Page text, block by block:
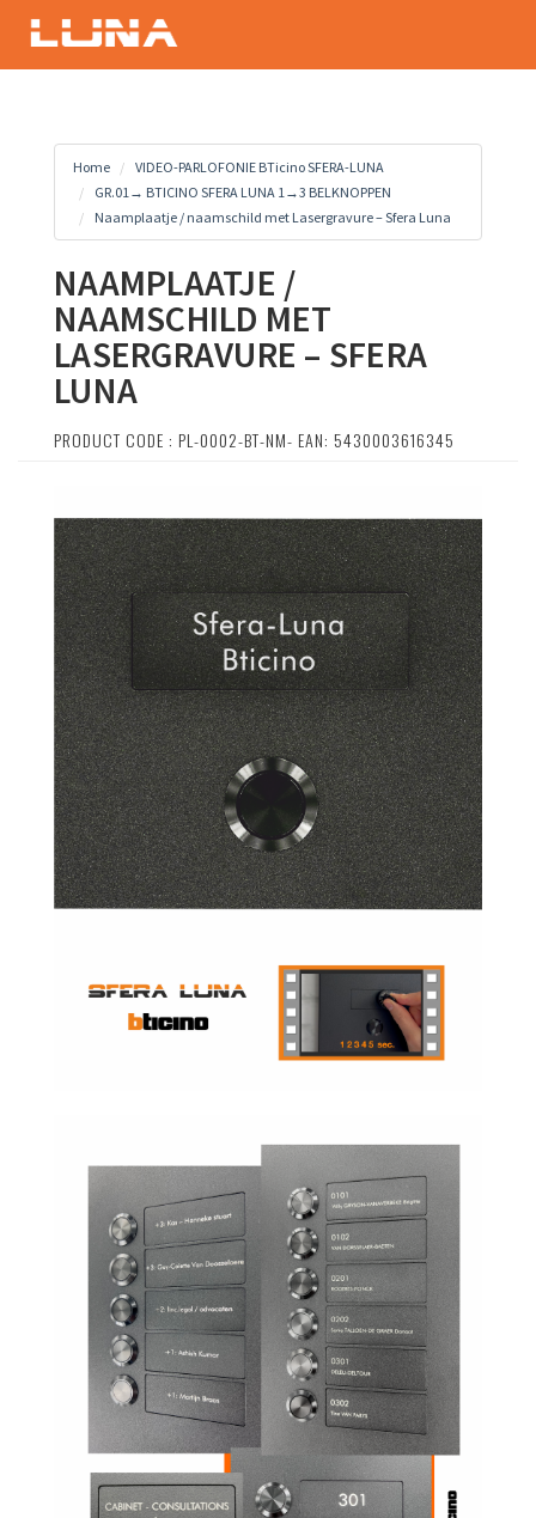
Home
VIDEO-PARLOFONIE BTicino SFERA-LUNA
GR.01→ BTICINO SFERA LUNA 1→3 BELKNOPPEN
Naamplaatje / naamschild met Lasergravure – Sfera Luna
NAAMPLAATJE /
NAAMSCHILD MET
LASERGRAVURE – SFERA
LUNA
PRODUCT CODE : PL-0002-BT-NM- EAN: 5430003616345